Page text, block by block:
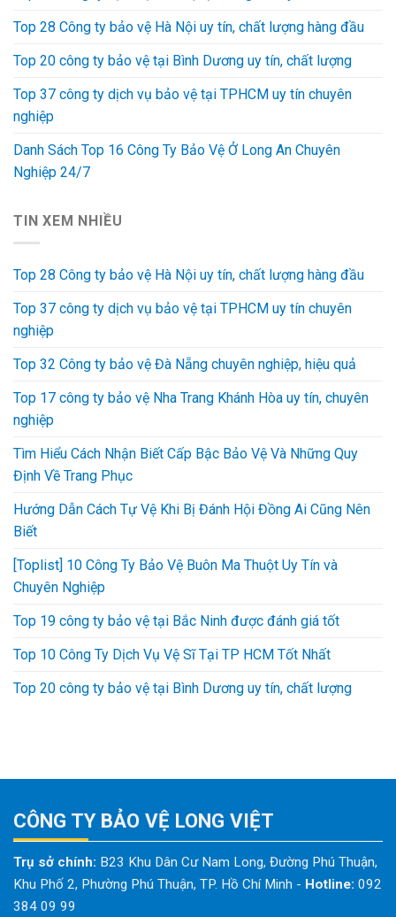
Top 28 Công ty bảo vệ Hà Nội uy tín, chất lượng hàng đầu
Top 20 công ty bảo vệ tại Bình Dương uy tín, chất lượng
Top 37 công ty dịch vụ bảo vệ tại TPHCM uy tín chuyên
nghiệp
Danh Sách Top 16 Công Ty Bảo Vệ Ở Long An Chuyên
Nghiệp 24/7
TIN XEM NHIỀU
Top 28 Công ty bảo vệ Hà Nội uy tín, chất lượng hàng đầu
Top 37 công ty dịch vụ bảo vệ tại TPHCM uy tín chuyên
nghiệp
Top 32 Công ty bảo vệ Đà Nẵng chuyên nghiệp, hiệu quả
Top 17 công ty bảo vệ Nha Trang Khánh Hòa uy tín, chuyên
nghiệp
Tìm Hiểu Cách Nhận Biết Cấp Bậc Bảo Vệ Và Những Quy
Định Về Trang Phục
Hướng Dẫn Cách Tự Vệ Khi Bị Đánh Hội Đồng Ai Cũng Nên
Biết
[Toplist] 10 Công Ty Bảo Vệ Buôn Ma Thuột Uy Tín và
Chuyên Nghiệp
Top 19 công ty bảo vệ tại Bắc Ninh được đánh giá tốt
Top 10 Công Ty Dịch Vụ Vệ Sĩ Tại TP HCM Tốt Nhất
Top 20 công ty bảo vệ tại Bình Dương uy tín, chất lượng
CÔNG TY BẢO VỆ LONG VIỆT
Trụ sở chính: B23 Khu Dân Cư Nam Long, Đường Phú Thuận,
Khu Phố 2, Phường Phú Thuận, TP. Hồ Chí Minh - Hotline: 092
384 09 99